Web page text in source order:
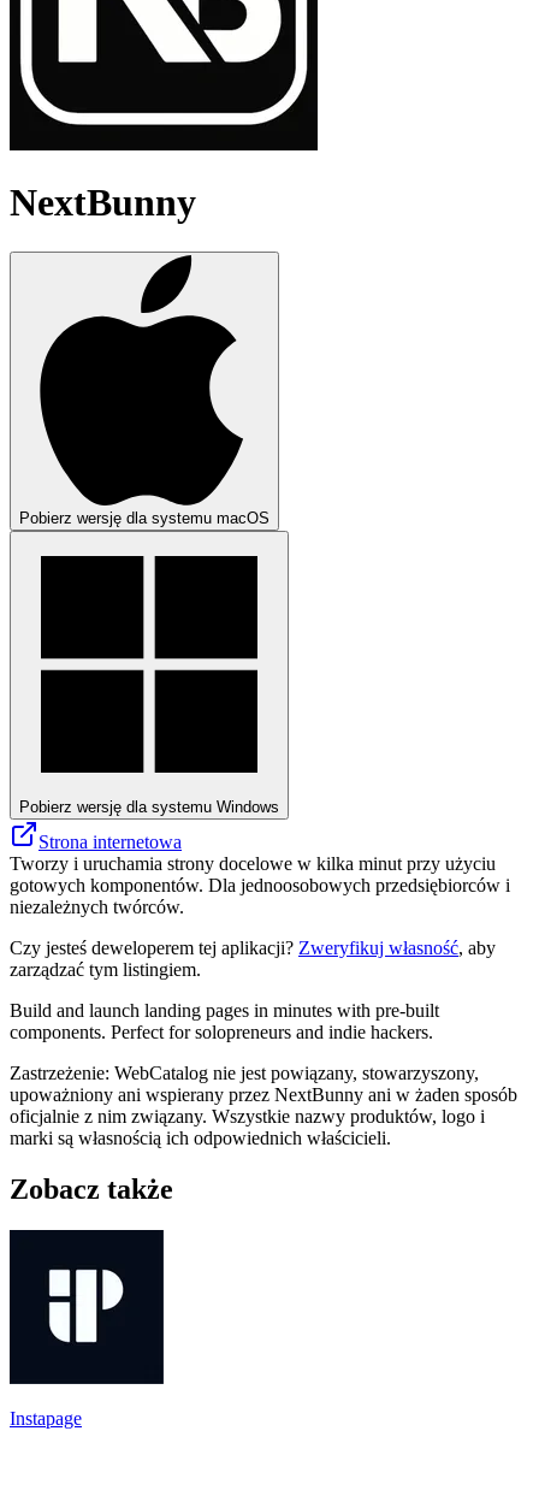
NextBunny
Pobierz wersję dla systemu macOS
Pobierz wersję dla systemu Windows
Strona internetowa
Tworzy i uruchamia strony docelowe w kilka minut przy użyciu
gotowych komponentów. Dla jednoosobowych przedsiębiorców i
niezależnych twórców.
Czy jesteś deweloperem tej aplikacji? Zweryfikuj własność, aby
zarządzać tym listingiem.
Build and launch landing pages in minutes with pre-built
components. Perfect for solopreneurs and indie hackers.
Zastrzeżenie: WebCatalog nie jest powiązany, stowarzyszony,
upoważniony ani wspierany przez NextBunny ani w żaden sposób
oficjalnie z nim związany. Wszystkie nazwy produktów, logo i
marki są własnością ich odpowiednich właścicieli.
Zobacz także
Instapage